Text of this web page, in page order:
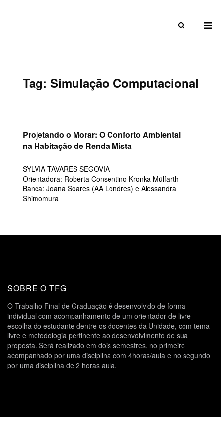
Tag: Simulação Computacional
Projetando o Morar: O Conforto Ambiental
na Habitação de Renda Mista
SYLVIA TAVARES SEGOVIA
Orientadora: Roberta Consentino Kronka Mülfarth
Banca: Joana Soares (AA Londres) e Alessandra
Shimomura
SOBRE O TFG
O Trabalho Final de Graduação é desenvolvido de forma
individual com acompanhamento de um orientador de livre
escolha do estudante dentre os docentes da Unidade, com tema
livre e metodologia pertinente ao desenvolvimento de sua
proposta. Será realizado em dois semestres, no primeiro
acompanhado por uma disciplina com 4horas/aula e no segundo
por uma disciplina de 2 horas aula.